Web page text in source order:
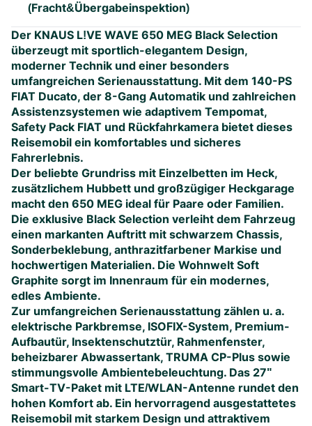
(Fracht&Übergabeinspektion)
Der KNAUS L!VE WAVE 650 MEG Black Selection
überzeugt mit sportlich-elegantem Design,
moderner Technik und einer besonders
umfangreichen Serienausstattung. Mit dem 140-PS
FIAT Ducato, der 8-Gang Automatik und zahlreichen
Assistenzsystemen wie adaptivem Tempomat,
Safety Pack FIAT und Rückfahrkamera bietet dieses
Reisemobil ein komfortables und sicheres
Fahrerlebnis.
Der beliebte Grundriss mit Einzelbetten im Heck,
zusätzlichem Hubbett und großzügiger Heckgarage
macht den 650 MEG ideal für Paare oder Familien.
Die exklusive Black Selection verleiht dem Fahrzeug
einen markanten Auftritt mit schwarzem Chassis,
Sonderbeklebung, anthrazitfarbener Markise und
hochwertigen Materialien. Die Wohnwelt Soft
Graphite sorgt im Innenraum für ein modernes,
edles Ambiente.
Zur umfangreichen Serienausstattung zählen u. a.
elektrische Parkbremse, ISOFIX-System, Premium-
Aufbautür, Insektenschutztür, Rahmenfenster,
beheizbarer Abwassertank, TRUMA CP-Plus sowie
stimmungsvolle Ambientebeleuchtung. Das 27"
Smart-TV-Paket mit LTE/WLAN-Antenne rundet den
hohen Komfort ab. Ein hervorragend ausgestattetes
Reisemobil mit starkem Design und attraktivem